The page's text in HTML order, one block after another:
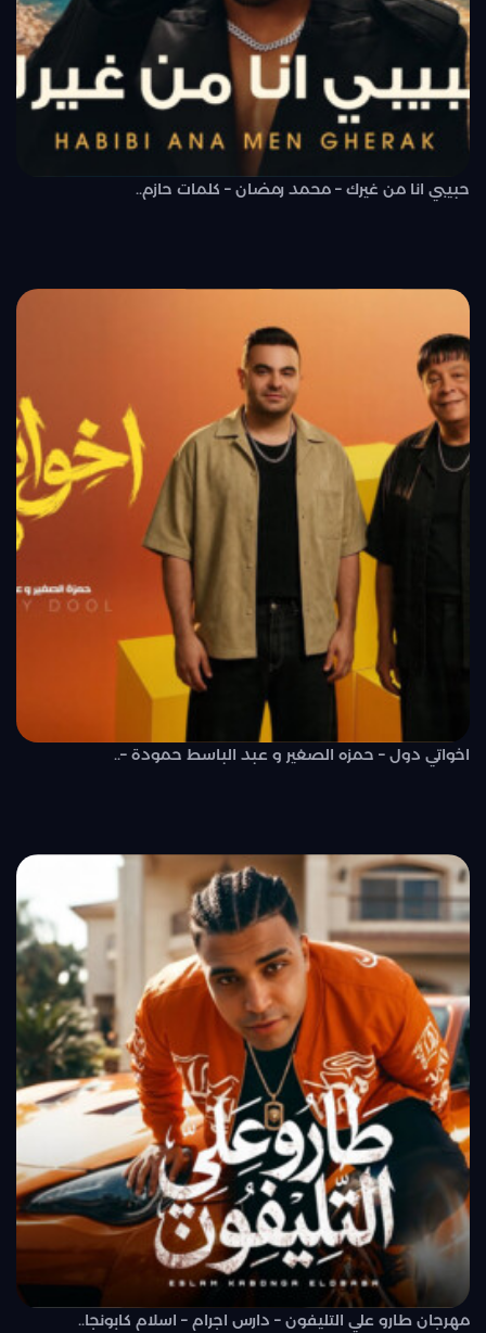
حبيبي انا من غيرك – محمد رمضان – كلمات حازم..
اخواتي دول – حمزه الصغير و عبد الباسط حمودة –..
مهرجان طارو علي التليفون – دارس اجرام – اسلام كابونجا..